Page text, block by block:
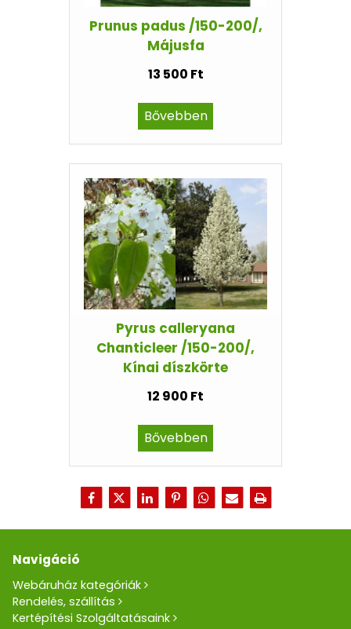
Prunus padus /150-200/,
Májusfa
13 500 Ft
Bővebben
Pyrus calleryana
Chanticleer /150-200/,
Kínai díszkörte
12 900 Ft
Bővebben
Navigáció
Webáruház kategóriák
Rendelés, szállítás
Kertépítési Szolgáltatásaink